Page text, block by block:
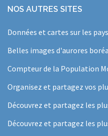
NOS AUTRES SITES
Données et cartes sur les
Belles images d'aurores
Compteur de la Population
Organisez et partagez vos
Découvrez et partagez les
Découvrez et partagez les